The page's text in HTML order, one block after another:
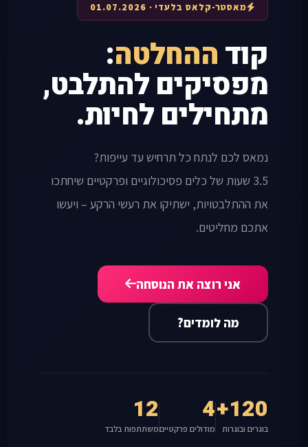
מאסטר-קלאס בלעדי · 01.07.2026
קודההחלטה:
מפסיקים להתלבט,
מתחילים לחיות.
נמאס לכם לנתח כל תרחיש עד עייפות?
3.5 שעות של כלים פסיכולוגיים ופרקטיים שיחתכו
את ההתלבטויות, ישתיקו את רעשי הרקע – ויעשו
אתכם מחליטים.
אני רוצה את הנוסחה
מה לומדים?
120+
בוגרים ובוגרות
4
מודולים פרקטיים
12
משתתפות בלבד